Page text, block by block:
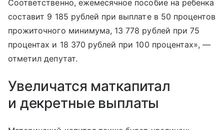
Соответственно, ежемесячное пособие на ребенка
составит 9 185 рублей при выплате в 50 процентов
прожиточного минимума, 13 778 рублей при 75
процентах и 18 370 рублей при 100 процентах», —
отметил депутат.
Увеличатся маткапитал
и декретные выплаты